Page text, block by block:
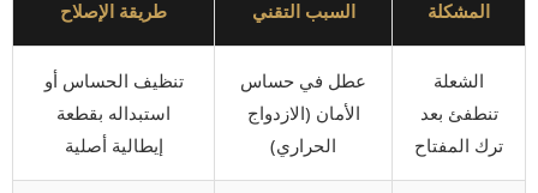
المشكلة السبب التقني طريقة الإصلاح
الشعلة
تنطفئ بعد
ترك المفتاح
عطل في حساس
الأمان (الازدواج
الحراري)
تنظيف الحساس أو
استبداله بقطعة
إيطالية أصلية